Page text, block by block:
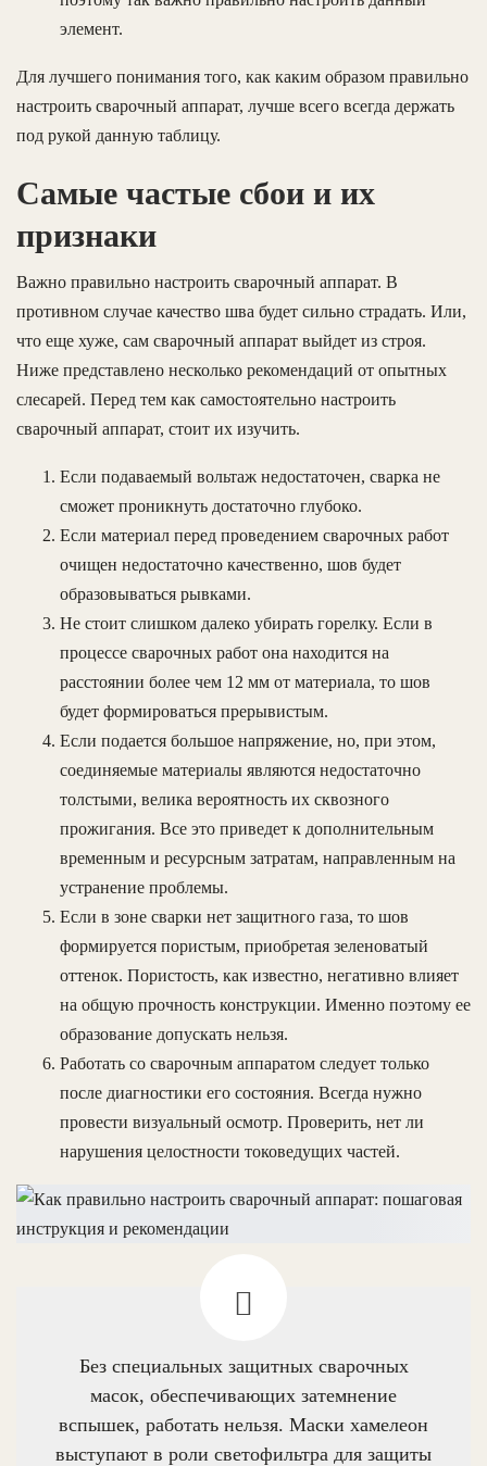
элемент.
Для лучшего понимания того, как каким образом правильно
настроить сварочный аппарат, лучше всего всегда держать
под рукой данную таблицу.
Самые частые сбои и их
признаки
Важно правильно настроить сварочный аппарат. В
противном случае качество шва будет сильно страдать. Или,
что еще хуже, сам сварочный аппарат выйдет из строя.
Ниже представлено несколько рекомендаций от опытных
слесарей. Перед тем как самостоятельно настроить
сварочный аппарат, стоит их изучить.
Если подаваемый вольтаж недостаточен, сварка не
сможет проникнуть достаточно глубоко.
Если материал перед проведением сварочных работ
очищен недостаточно качественно, шов будет
образовываться рывками.
Не стоит слишком далеко убирать горелку. Если в
процессе сварочных работ она находится на
расстоянии более чем 12 мм от материала, то шов
будет формироваться прерывистым.
Если подается большое напряжение, но, при этом,
соединяемые материалы являются недостаточно
толстыми, велика вероятность их сквозного
прожигания. Все это приведет к дополнительным
временным и ресурсным затратам, направленным на
устранение проблемы.
Если в зоне сварки нет защитного газа, то шов
формируется пористым, приобретая зеленоватый
оттенок. Пористость, как известно, негативно влияет
на общую прочность конструкции. Именно поэтому ее
образование допускать нельзя.
Работать со сварочным аппаратом следует только
после диагностики его состояния. Всегда нужно
провести визуальный осмотр. Проверить, нет ли
нарушения целостности токоведущих частей.
Без специальных защитных сварочных
масок, обеспечивающих затемнение
вспышек, работать нельзя. Маски хамелеон
выступают в роли светофильтра для защиты